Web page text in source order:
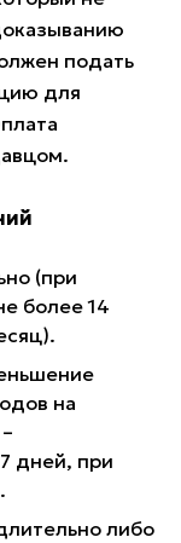
подать
для
(при
более 14
на
дней, при
либо